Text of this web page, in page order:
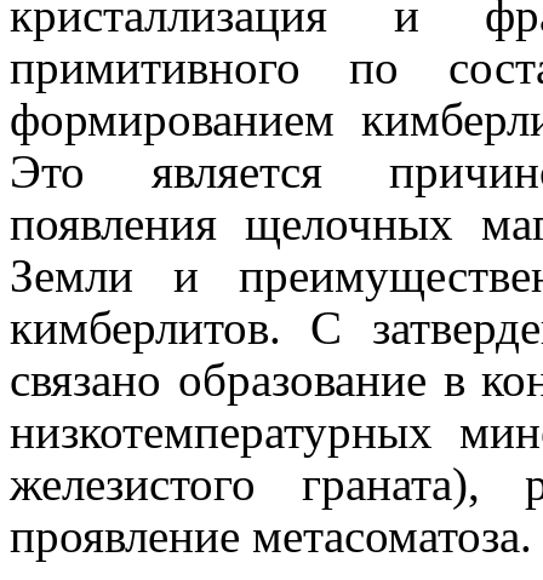
кристаллизация и
примитивного по
формированием
Это является
появления щелочных
Земли и
кимберлитов. С
связано образование в
низкотемпературных
железистого граната),
проявление метасоматоза.